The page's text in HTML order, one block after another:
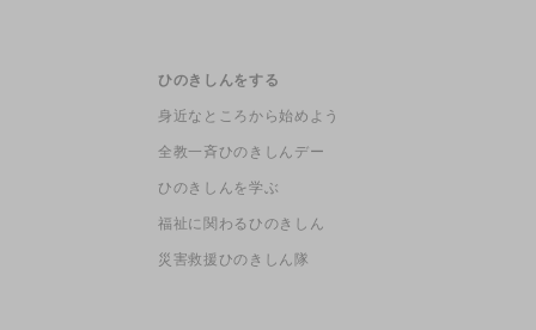
ひのきしんをする
身近なところから始めよう
全教一斉ひのきしんデー
ひのきしんを学ぶ
福祉に関わるひのきしん
災害救援ひのきしん隊